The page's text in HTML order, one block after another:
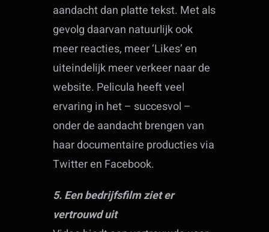
aandacht dan platte tekst. Met als
gevolg daarvan natuurlijk ook
meer reacties, meer ‘Likes’ en
uiteindelijk meer verkeer naar de
website. Pelicula heeft veel
ervaring in het – succesvol –
onder de aandacht brengen van
haar documentaire producties via
Twitter en Facebook.
5. Een bedrijfsfilm ziet er
vertrouwd uit